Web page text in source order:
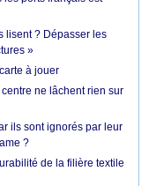
lisent ? Dépasser les
»
à jouer
ne lâchent rien sur
ils sont ignorés par leur
?
de la filière textile